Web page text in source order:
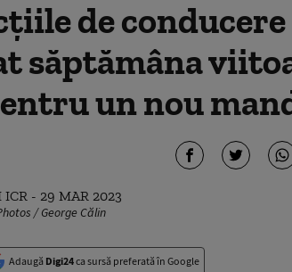
de conducere
săptămâna
un nou
/ George Călin
Adaugă Digi24ca sursă preferată în Google